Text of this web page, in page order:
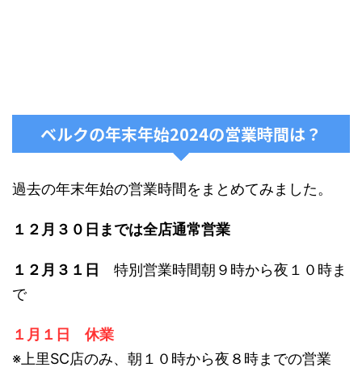
ベルクの年末年始2024の営業時間は？
過去の年末年始の営業時間をまとめてみました。
１２月３０日までは全店通常営業
１２月３１日
特別営業時間朝９時から夜１０時ま
で
１月１日 休業
※上里SC店のみ、朝１０時から夜８時までの営業